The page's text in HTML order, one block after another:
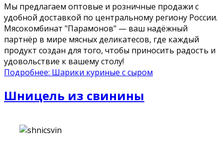
Мы предлагаем оптовые и розничные продажи с
удобной доставкой по центральному региону России.
Мясокомбинат "Парамонов" — ваш надёжный
партнёр в мире мясных деликатесов, где каждый
продукт создан для того, чтобы приносить радость и
удовольствие к вашему столу!
Подробнее: Шарики куриные с сыром
Шницель из свинины